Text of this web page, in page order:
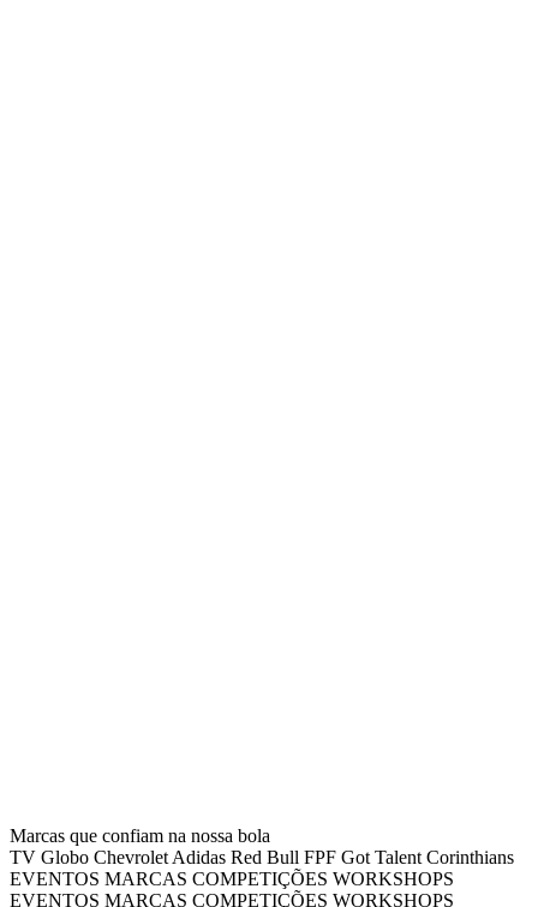
Marcas que confiam na nossa bola
TV Globo Chevrolet Adidas Red Bull FPF Got Talent Corinthians
EVENTOS MARCAS COMPETIÇÕES WORKSHOPS
EVENTOS MARCAS COMPETIÇÕES WORKSHOPS